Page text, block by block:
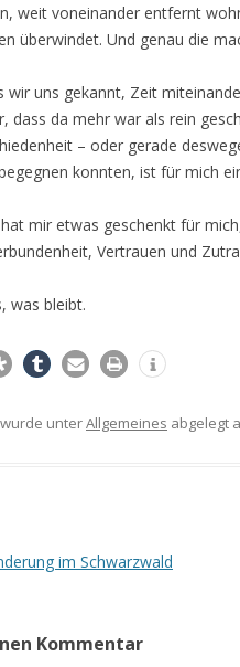
weit voneinander entfernt
überwindet. Und genau die
wir uns gekannt, Zeit
dass da mehr war als rein
– oder gerade
konnten, ist für mich
mir etwas geschenkt für
Vertrauen und
was bleibt.
unterAllgemeines abgelegt
im Schwarzwald
Kommentar